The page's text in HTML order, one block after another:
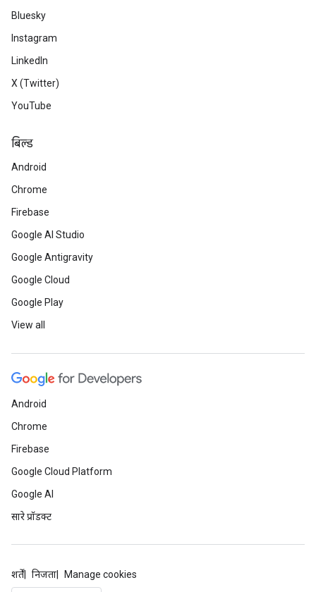
Bluesky
Instagram
LinkedIn
X (Twitter)
YouTube
बिल्ड
Android
Chrome
Firebase
Google AI Studio
Google Antigravity
Google Cloud
Google Play
View all
Android
Chrome
Firebase
Google Cloud Platform
Google AI
सारे प्रॉडक्ट
शर्तें निजता Manage cookies